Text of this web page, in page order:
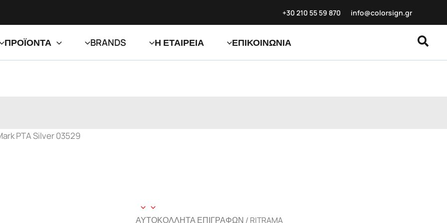
+30 210 55 59 870 info@colorsign.gr
ΠΡΟΪΟΝΤΑ BRANDS Η ΕΤΑΙΡΕΙΑ ΕΠΙΚΟΙΝΩΝΙΑ
PTA Silver 03529
ΑΥΤΟΚΟΛΛΗΤΑ ΕΠΙΓΡΑΦΩΝ / RITRAMA